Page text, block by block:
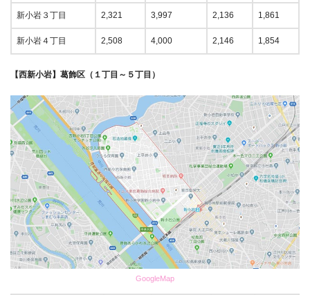
新小岩３丁目 2,321 3,997 2,136 1,861
新小岩４丁目 2,508 4,000 2,146 1,854
【西新小岩】葛飾区（１丁目～５丁目）
GoogleMap